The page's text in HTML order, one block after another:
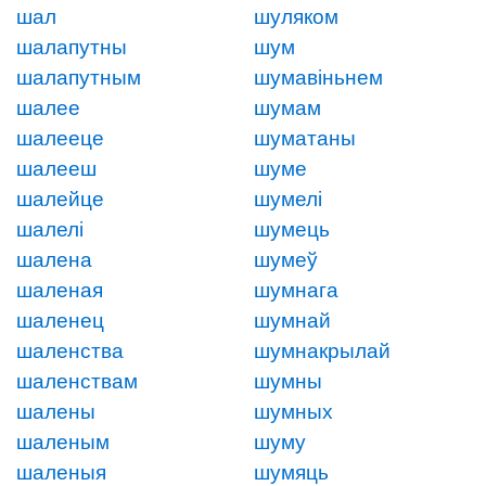
шал
шалапутны
шалапутным
шалее
шалееце
шалееш
шалейце
шалелі
шалена
шаленая
шаленец
шаленства
шаленствам
шалены
шаленым
шаленыя
шуляком
шум
шумавіньнем
шумам
шуматаны
шуме
шумелі
шумець
шумеў
шумнага
шумнай
шумнакрылай
шумны
шумных
шуму
шумяць